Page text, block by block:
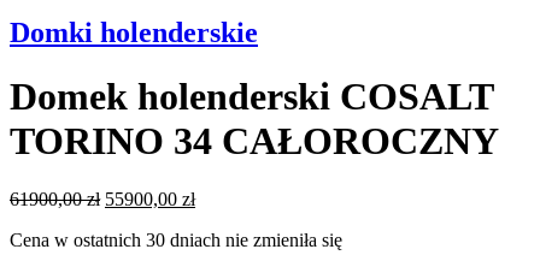
Domki holenderskie
Domek holenderski COSALT
TORINO 34 CAŁOROCZNY
61900,00zł Pierwotna
wynosiła:
55900,00 złAktualna
wynosi:
Cena w ostatnich 30 dniach nie zmieniła się